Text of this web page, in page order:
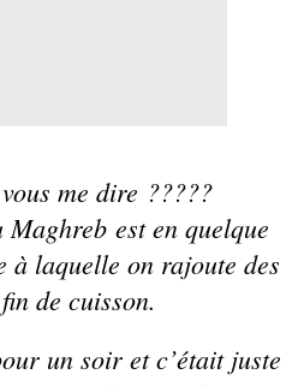
me dire ?????
est en quelque
à laquelle on rajoute des
de cuisson.
un soir et c’était juste